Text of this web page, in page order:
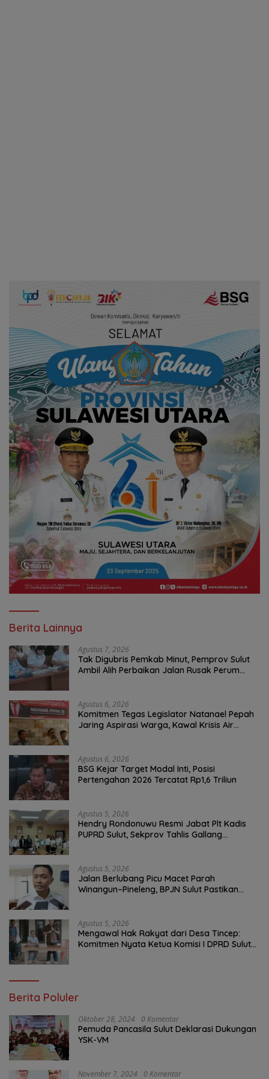
Berita Lainnya
Agustus 7, 2026
Tak Digubris Pemkab Minut, Pemprov Sulut
Ambil Alih Perbaikan Jalan Rusak Perum
Agustus 6, 2026
Komitmen Tegas Legislator Natanael Pepah
Jaring Aspirasi Warga, Kawal Krisis Air
Agustus 6, 2026
BSG Kejar Target Modal Inti, Posisi
Pertengahan 2026 Tercatat Rp1,6 Triliun
Agustus 5, 2026
Hendry Rondonuwu Resmi Jabat Plt Kadis
PUPRD Sulut, Sekprov Tahlis Gallang
Agustus 5, 2026
Jalan Berlubang Picu Macet Parah
Winangun–Pineleng, BPJN Sulut Pastikan
Agustus 5, 2026
Mengawal Hak Rakyat dari Desa Tincep:
Komitmen Nyata Ketua Komisi I DPRD Sulut
Berita Poluler
Oktober 28, 2024 0 Komentar
Pemuda Pancasila Sulut Deklarasi Dukungan
YSK-VM
November 7, 2024 0 Komentar